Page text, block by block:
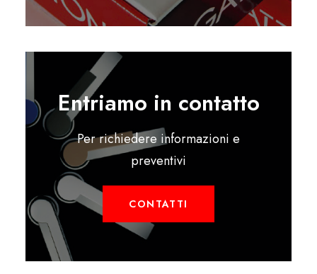
Entriamo in contatto
Per richiedere informazioni e
preventivi
CONTATTI